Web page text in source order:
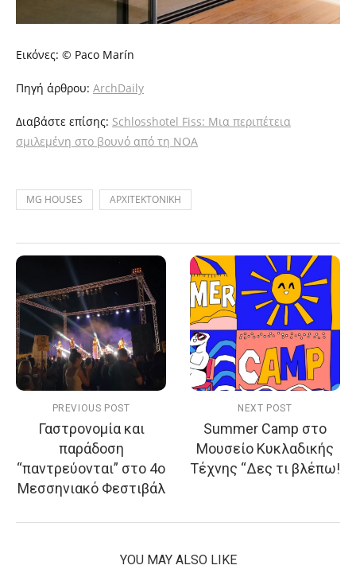
Εικόνες: © Paco Marín
Πηγή άρθρου: ArchDaily
Διαβάστε επίσης: Schlosshotel Fiss: Μια περιπέτεια
σμιλεμένη στο βουνό από τη NOA
MG HOUSES ΑΡΧΙΤΕΚΤΟΝΙΚΗ
PREVIOUS POST
Γαστρονομία και
παράδοση
“παντρεύονται” στο 4ο
Μεσσηνιακό Φεστιβάλ
NEXT POST
Summer Camp στο
Μουσείο Κυκλαδικής
Τέχνης “Δες τι βλέπω!
YOU MAY ALSO LIKE